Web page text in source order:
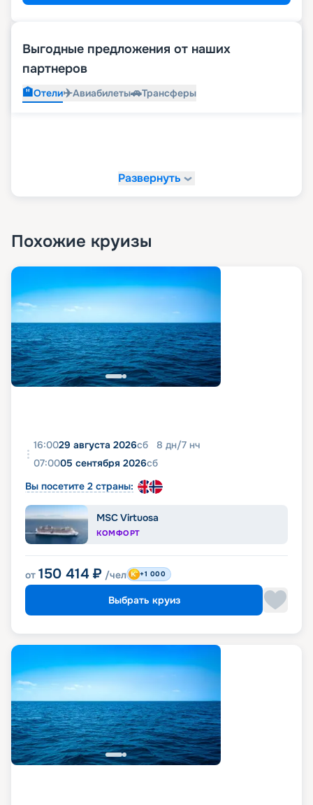
Выгодные предложения от наших
партнеров
🏨Отели✈️Авиабилеты🚗Трансферы
Развернуть
Похожие круизы
16:0029 августа 2026сб 8 дн/7 нч
07:0005 сентября 2026сб
Вы посетите 2 страны:
MSC Virtuosa
КОМФОРТ
от 150 414 ₽ /чел +1 000
Выбрать круиз